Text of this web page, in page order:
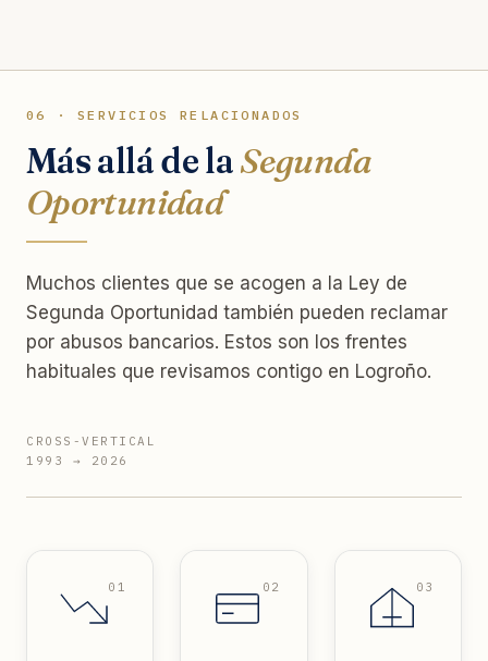
06 · SERVICIOS RELACIONADOS
Más allá de laSegunda
Oportunidad
Muchos clientes que se acogen a la Ley de
Segunda Oportunidad también pueden reclamar
por abusos bancarios. Estos son los frentes
habituales que revisamos contigo en Logroño.
CROSS-VERTICAL
1993 → 2026
01 02 03